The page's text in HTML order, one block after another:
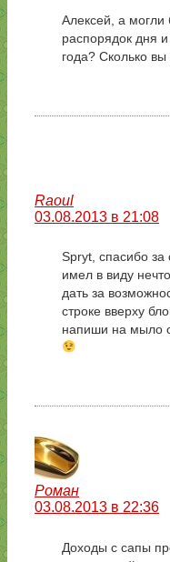
Алексей, а
распорядок дня
года? Сколько
Raoul
03.08.2013 в 21:08
Spryt, cпасибо за
имел в виду
дать за
строке вверху
напиши на мыло
Роман
03.08.2013 в 22:36
Доходы с сапы